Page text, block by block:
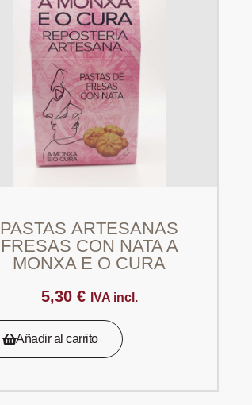
PASTAS ARTESANAS
FRESAS CON NATA A
MONXA E O CURA
5,30 € IVA incl.
Añadir al carrito